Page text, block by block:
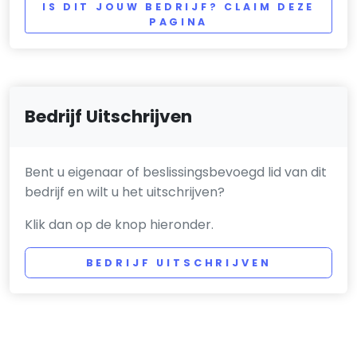
IS DIT JOUW BEDRIJF? CLAIM DEZE
PAGINA
Bedrijf Uitschrijven
Bent u eigenaar of beslissingsbevoegd lid van dit
bedrijf en wilt u het uitschrijven?
Klik dan op de knop hieronder.
BEDRIJF UITSCHRIJVEN